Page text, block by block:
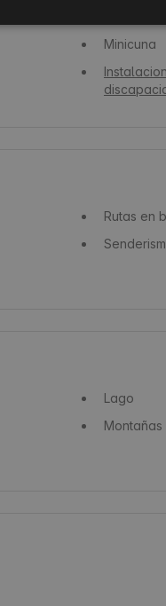
Minicuna
Rutas en
Lago
Montañas